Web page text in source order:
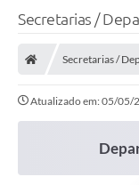
Secretarias /
Secretarias /
Atualizado em: 05/05/